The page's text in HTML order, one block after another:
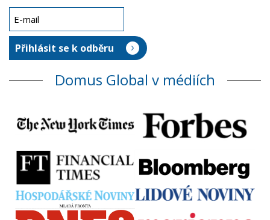
Domus Global v médiích